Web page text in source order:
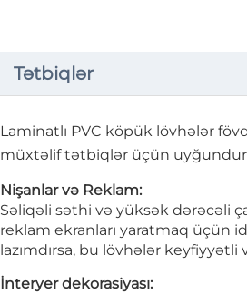
Tətbiqlər
Laminatlı PVC köpük lövhələr
müxtəlif tətbiqlər üçün uyğundur.
Nişanlar və Reklam:
Səliqəli səthi və yüksək dərəcəli
reklam ekranları yaratmaq üçün
lazımdırsa, bu lövhələr
İnteryer dekorasiyası: